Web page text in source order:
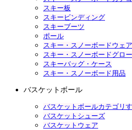
スキー板
スキービンディング
スキーブーツ
ポール
スキー・スノーボードウェア
スキー・スノーボードグロ
スキーバッグ・ケース
スキー・スノーボード用品
バスケットボール
バスケットボールカテゴリ
バスケットシューズ
バスケットウェア